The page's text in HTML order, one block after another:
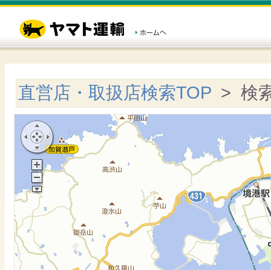
直営店・取扱店検索TOP > 検